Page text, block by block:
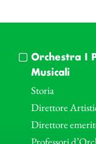
Orchestra I
Musicali
Storia
Direttore
Direttore